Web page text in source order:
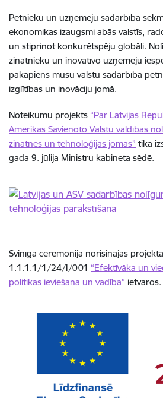
Pētnieku un uzņēmēju sadarbība
ekonomikas izaugsmi abās valstīs,
un stiprinot konkurētspēju globāli.
zinātnieku un inovatīvo uzņēmēju
pakāpiens mūsu valstu sadarbībā
izglītības un inovāciju jomā.
Noteikumu projekts “Par Latvijas
Amerikas Savienoto Valstu valdības
zinātnes un tehnoloģijas jomās” tika
gada 9. jūlija Ministru kabineta sēdē.
Svinīgā ceremonija norisinājās
1.1.1.1/1/24/I/001 “Efektīvāka un
politikas ieviešana un vadība” ietvaros.